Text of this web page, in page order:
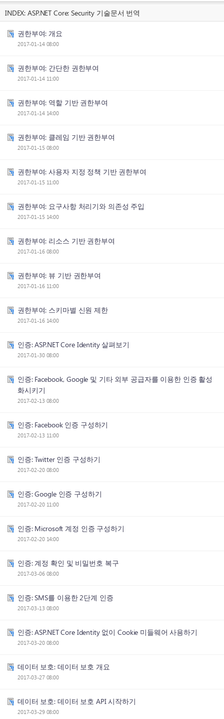
INDEX: ASP.NET Core: Security 기술문서 번역
권한부여: 개요
2017-01-14 08:00
권한부여: 간단한 권한부여
2017-01-14 11:00
권한부여: 역할 기반 권한부여
2017-01-14 14:00
권한부여: 클레임 기반 권한부여
2017-01-15 08:00
권한부여: 사용자 지정 정책 기반 권한부여
2017-01-15 11:00
권한부여: 요구사항 처리기와 의존성 주입
2017-01-15 14:00
권한부여: 리소스 기반 권한부여
2017-01-16 08:00
권한부여: 뷰 기반 권한부여
2017-01-16 11:00
권한부여: 스키마별 신원 제한
2017-01-16 14:00
인증: ASP.NET Core Identity 살펴보기
2017-01-30 08:00
인증: Facebook, Google 및 기타 외부 공급자를 이용한 인증 활성
화시키기
2017-02-13 08:00
인증: Facebook 인증 구성하기
2017-02-13 11:00
인증: Twitter 인증 구성하기
2017-02-20 08:00
인증: Google 인증 구성하기
2017-02-20 11:00
인증: Microsoft 계정 인증 구성하기
2017-02-20 14:00
인증: 계정 확인 및 비밀번호 복구
2017-03-06 08:00
인증: SMS를 이용한 2단계 인증
2017-03-13 08:00
인증: ASP.NET Core Identity 없이 Cookie 미들웨어 사용하기
2017-03-20 08:00
데이터 보호: 데이터 보호 개요
2017-03-27 08:00
데이터 보호: 데이터 보호 API 시작하기
2017-03-29 08:00